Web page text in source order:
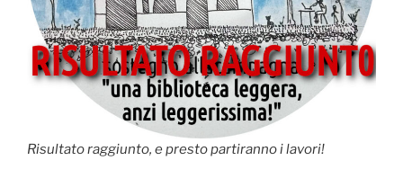
Risultato raggiunto, e presto partiranno i lavori!